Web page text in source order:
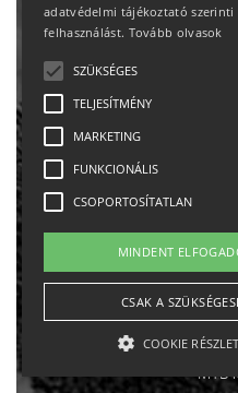
Ebike Osztrák
MTB
adatvédelmi tájékoztató szerinti
felhasználást. Tovább olvasok
SZÜKSÉGES
TELJESÍTMÉNY
MARKETING
FUNKCIONÁLIS
CSOPORTOSÍTATLAN
MINDENT
CSAK A
COOKIE